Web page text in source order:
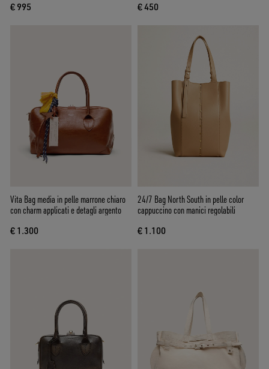
€ 995 € 450
Vita Bag media in pelle marrone chiaro
con charm applicati e detagli argento
€ 1.300
24/7 Bag North South in pelle color
cappuccino con manici regolabili
€ 1.100